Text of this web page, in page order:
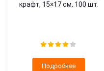
крафт, 15×17 см, 100 шт.
Подробнее